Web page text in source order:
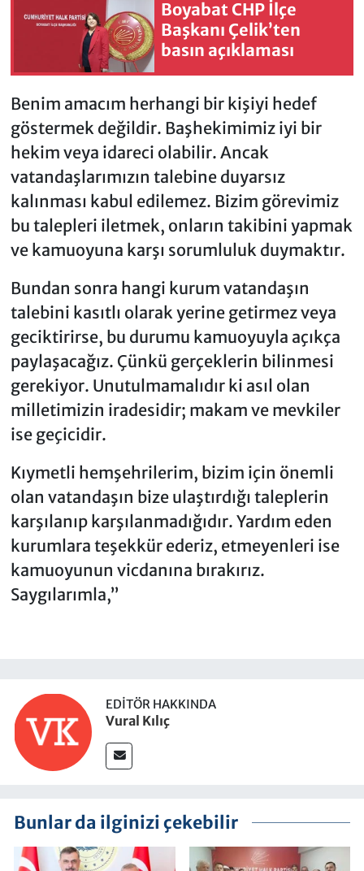
Boyabat CHP İlçe
Başkanı Çelik’ten
basın açıklaması
Benim amacım herhangi bir kişiyi hedef
göstermek değildir. Başhekimimiz iyi bir
hekim veya idareci olabilir. Ancak
vatandaşlarımızın talebine duyarsız
kalınması kabul edilemez. Bizim görevimiz
bu talepleri iletmek, onların takibini yapmak
ve kamuoyuna karşı sorumluluk duymaktır.
Bundan sonra hangi kurum vatandaşın
talebini kasıtlı olarak yerine getirmez veya
geciktirirse, bu durumu kamuoyuyla açıkça
paylaşacağız. Çünkü gerçeklerin bilinmesi
gerekiyor. Unutulmamalıdır ki asıl olan
milletimizin iradesidir; makam ve mevkiler
ise geçicidir.
Kıymetli hemşehrilerim, bizim için önemli
olan vatandaşın bize ulaştırdığı taleplerin
karşılanıp karşılanmadığıdır. Yardım eden
kurumlara teşekkür ederiz, etmeyenleri ise
kamuoyunun vicdanına bırakırız.
Saygılarımla,’’
EDITÖR HAKKINDA
Vural Kılıç
Bunlar da ilginizi çekebilir